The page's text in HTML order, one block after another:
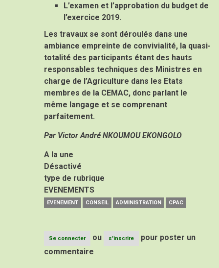
L’examen et l’approbation du budget de
l’exercice 2019.
Les travaux se sont déroulés dans une
ambiance empreinte de convivialité, la quasi-
totalité des participants étant des hauts
responsables techniques des Ministres en
charge de l’Agriculture dans les Etats
membres de la CEMAC, donc parlant le
même langage et se comprenant
parfaitement.
Par Victor André NKOUMOU EKONGOLO
A la une
Désactivé
type de rubrique
EVENEMENTS
EVENEMENT CONSEIL ADMINISTRATION CPAC
Se connecter ou s'inscrire
pour poster un
commentaire